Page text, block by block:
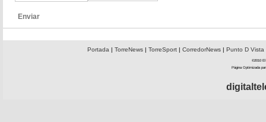
Enviar
Portada| TorreNews| TorreSport| CorredorNews| Punto D Vista
©2010 El
Página Optimizada